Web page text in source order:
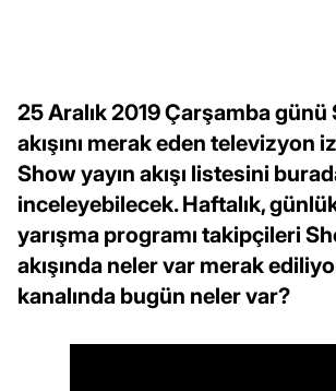
25 Aralık 2019 Çarşamba günü
akışını merak eden televizyon
Show yayın akışı listesini
inceleyebilecek. Haftalık,
yarışma programı takipçileri
akışında neler var merak
kanalında bugün neler var?